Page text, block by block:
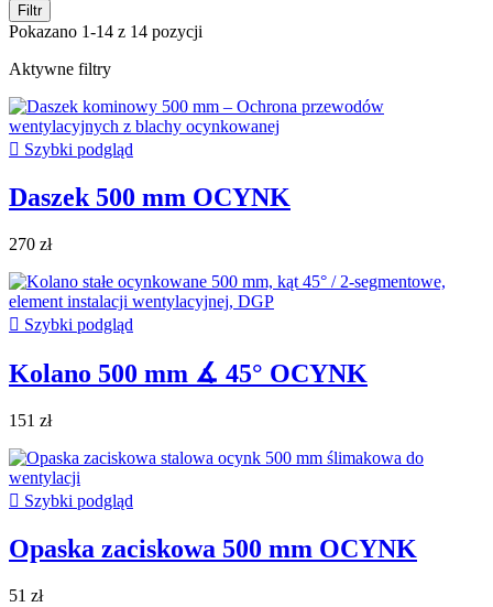
Filtr
Pokazano 1-14 z 14 pozycji
Aktywne filtry
 Szybki podgląd
Daszek 500 mm OCYNK
270 zł
 Szybki podgląd
Kolano 500 mm ∡ 45° OCYNK
151 zł
 Szybki podgląd
Opaska zaciskowa 500 mm OCYNK
51 zł